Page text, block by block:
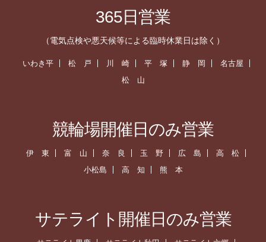
365日営業
（電気点検や悪天候等による臨時休業日は除く）
いわき平 松 戸 川 崎 平 塚 静 岡
名古屋
松 山
競輪場開催日のみ営業
伊 東 富 山 奈 良 玉 野 広 島
高 松
小松島
高 知 熊 本
サテライト開催日のみ営業